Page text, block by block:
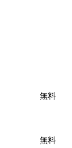
無料
無料